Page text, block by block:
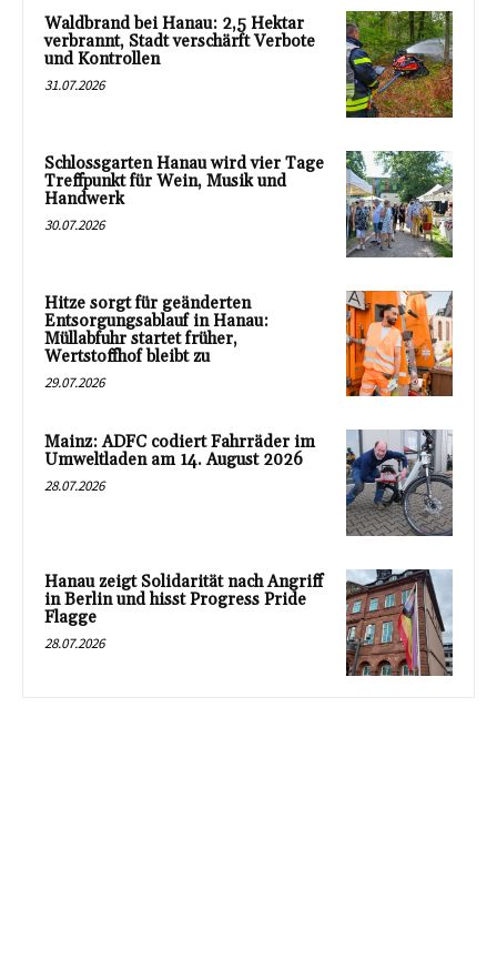
Waldbrand bei Hanau: 2,5 Hektar
verbrannt, Stadt verschärft Verbote
und Kontrollen
31.07.2026
Schlossgarten Hanau wird vier Tage
Treffpunkt für Wein, Musik und
Handwerk
30.07.2026
Hitze sorgt für geänderten
Entsorgungsablauf in Hanau:
Müllabfuhr startet früher,
Wertstoffhof bleibt zu
29.07.2026
Mainz: ADFC codiert Fahrräder im
Umweltladen am 14. August 2026
28.07.2026
Hanau zeigt Solidarität nach Angriff
in Berlin und hisst Progress Pride
Flagge
28.07.2026